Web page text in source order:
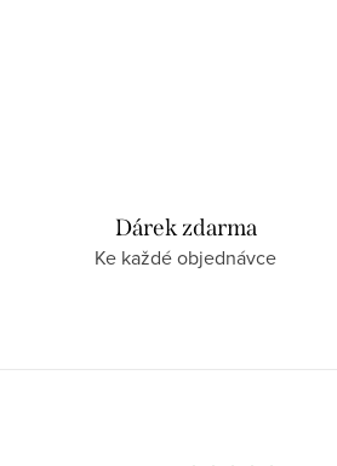
Dárek zdarma
Ke každé objednávce